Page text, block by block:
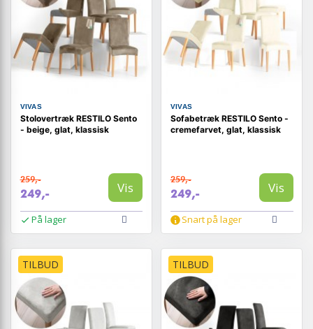
VIVAS
Stolovertræk RESTILO Sento
- beige, glat, klassisk
259,-
249,- Vis
På lager
VIVAS
Sofabetræk RESTILO Sento -
cremefarvet, glat, klassisk
259,-
249,- Vis
Snart på lager
TILBUD TILBUD